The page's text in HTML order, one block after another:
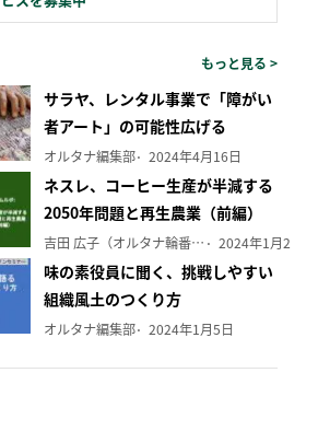
もっと見る >
サラヤ、レンタル事業で「障がい
者アート」の可能性広げる
オルタナ編集部 2024年4月16日
ネスレ、コーヒー生産が半減する
2050年問題と再生農業（前編）
吉田 広子（オルタナ輪番編集長） 2024年1月29日
味の素役員に聞く、挑戦しやすい
組織風土のつくり方
オルタナ編集部 2024年1月5日